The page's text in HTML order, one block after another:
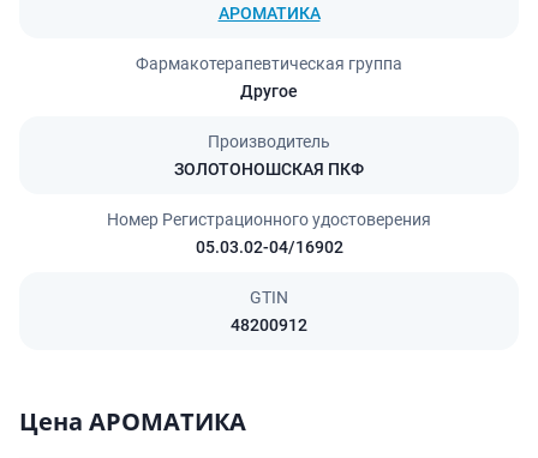
АРОМАТИКА
Фармакотерапевтическая группа
Другое
Производитель
ЗОЛОТОНОШСКАЯ ПКФ
Номер Регистрационного удостоверения
05.03.02-04/16902
GTIN
48200912
Цена АРОМАТИКА